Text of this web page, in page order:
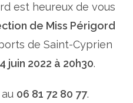
est heureux de vous
de Miss Périgord
de Saint-Cyprien
juin 2022 à 20h30.
06 81 72 80 77.